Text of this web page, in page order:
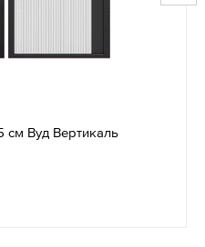
см Вуд Вертикаль